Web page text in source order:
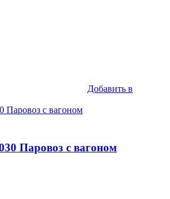
Добавить в
Паровоз с вагоном